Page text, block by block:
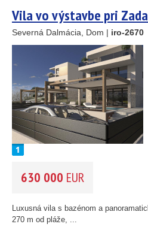
Stavebný pozemok
OD MORA DO(m)
OBLASŤ(môžete vybrať viacej
Istria (3)
Kvarner (9)
Južná Dalmácia
CENA(vyberte rozsah)
Vila vo výstavbe pri
Severná Dalmácia, Dom | iro-2670
630 000 EUR
Luxusná vila s bazénom a
270 m od pláže, ...